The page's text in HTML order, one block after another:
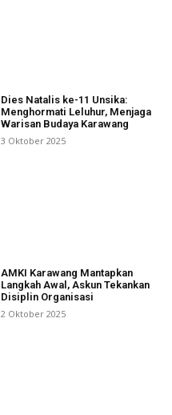
Dies Natalis ke-11 Unsika:
Menghormati Leluhur, Menjaga
Warisan Budaya Karawang
3 Oktober 2025
AMKI Karawang Mantapkan
Langkah Awal, Askun Tekankan
Disiplin Organisasi
2 Oktober 2025